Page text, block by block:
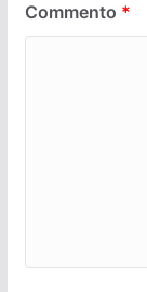
Commento *